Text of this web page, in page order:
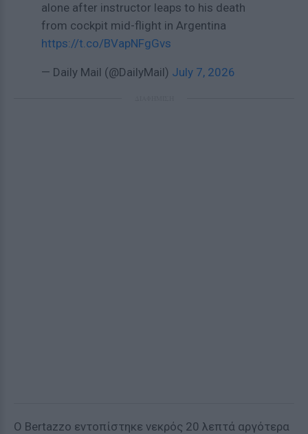
alone after instructor leaps to his death
from cockpit mid-flight in Argentina
https://t.co/BVapNFgGvs
— Daily Mail (@DailyMail) July 7, 2026
Ο Bertazzo εντοπίστηκε νεκρός 20 λεπτά αργότερα